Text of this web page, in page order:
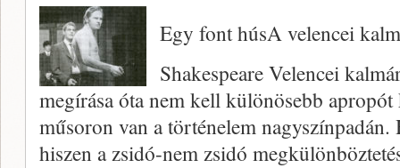
Egy font húsA velencei
Shakespeare Velencei
megírása óta nem kell különösebb
műsoron van a történelem
hiszen a zsidó-nem zsidó